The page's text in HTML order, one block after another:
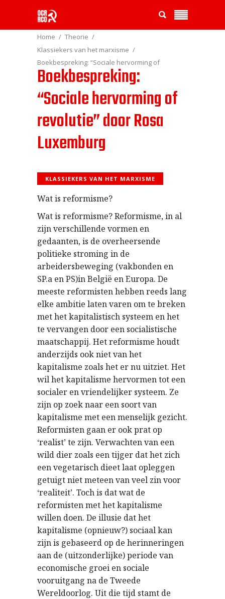
Home
Theorie
Klassiekers van het marxisme
Boekbespreking: “Sociale hervorming of
revolutie” door Rosa Luxemburg
Boekbespreking:
“Sociale hervorming of
revolutie” door Rosa
Luxemburg
KLASSIEKERS VAN HET MARXISME
Wat is reformisme?
Wat is reformisme? Reformisme, in al
zijn verschillende vormen en
gedaanten, is de overheersende
politieke stroming in de
arbeidersbeweging (vakbonden en
SP.a en PS)in België en Europa. De
meeste reformisten hebben reeds lang
elke ambitie laten varen om te breken
met het kapitalistisch systeem en het
te vervangen door een socialistische
maatschappij. Het reformisme houdt
anderzijds ook niet van het
kapitalisme zoals het er nu uitziet. Het
wil het kapitalisme hervormen tot een
socialer en vriendelijker systeem. Ze
zijn op zoek naar een soort van
kapitalisme met een menselijk gezicht.
Reformisten gaan er ook prat op
‘realist’ te zijn. Verwachten van een
wild dier zoals een tijger dat het zich
een vegetarisch dieet laat opleggen
getuigt niet meteen van veel zin voor
‘realiteit’. Toch is dat wat de
reformisten met het kapitalisme
willen doen. De illusie dat het
kapitalisme (opnieuw?) sociaal kan
zijn is gebaseerd op de herinneringen
aan de (uitzonderlijke) periode van
economische groei en sociale
vooruitgang na de Tweede
Wereldoorlog. Uit die tijd stamt de